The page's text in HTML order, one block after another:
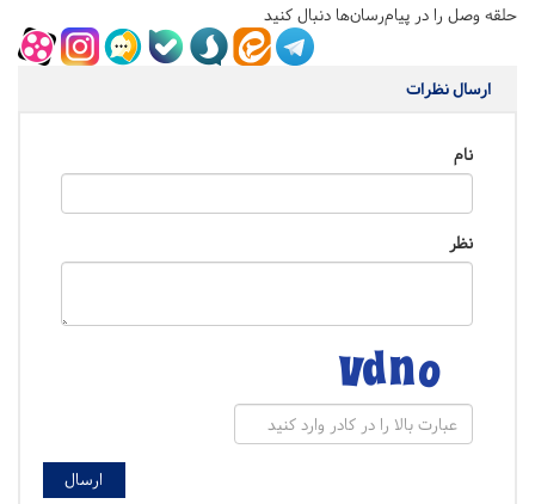
حلقه وصل را در پیام‌رسان‌ها دنبال کنید
ارسال نظرات
نام
نظر